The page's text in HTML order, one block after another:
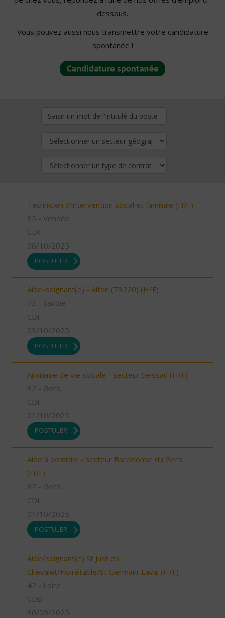
dessous.
Vous pouvez aussi nous transmettre votre candidature
spontanée !
Technicien d'intervention social et familiale (H/F)
85 - Vendée
CDI
06/10/2025
POSTULER
Aide-soignant(e) - Aiton (73220) (H/F)
73 - Savoie
CDI
03/10/2025
POSTULER
Auxiliaire de vie sociale - secteur Seissan (H/F)
32 - Gers
CDI
01/10/2025
POSTULER
Aide à domicile - secteur Barcelonne du Gers
(H/F)
32 - Gers
CDI
01/10/2025
POSTULER
Aide/soignant(e) St Just en
Chevalet/Noirétable/St Germain-Laval (H/F)
42 - Loire
CDD
30/09/2025